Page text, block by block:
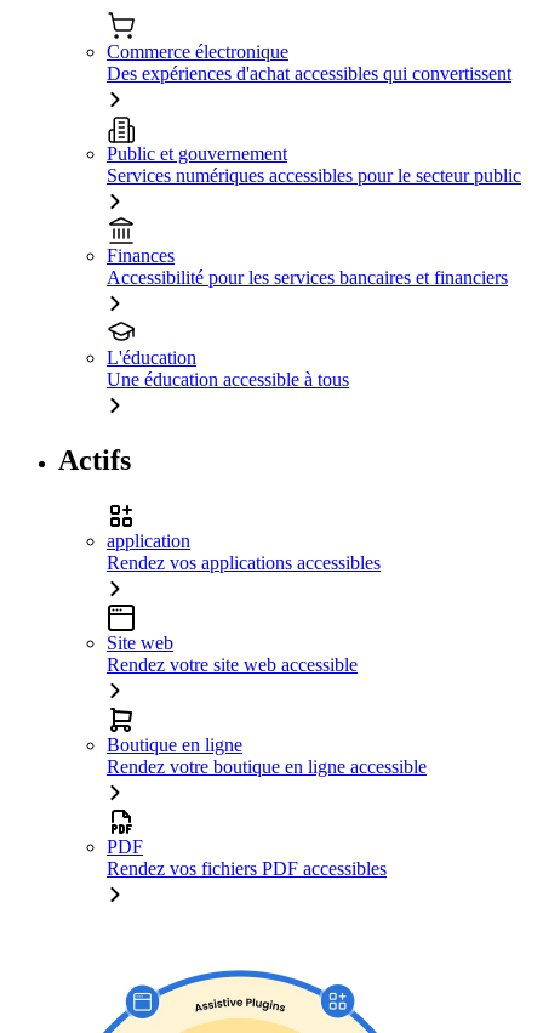
Commerce électronique
Des expériences d'achat accessibles qui convertissent
Public et gouvernement
Services numériques accessibles pour le secteur public
Finances
Accessibilité pour les services bancaires et financiers
L'éducation
Une éducation accessible à tous
Actifs
application
Rendez vos applications accessibles
Site web
Rendez votre site web accessible
Boutique en ligne
Rendez votre boutique en ligne accessible
PDF
Rendez vos fichiers PDF accessibles